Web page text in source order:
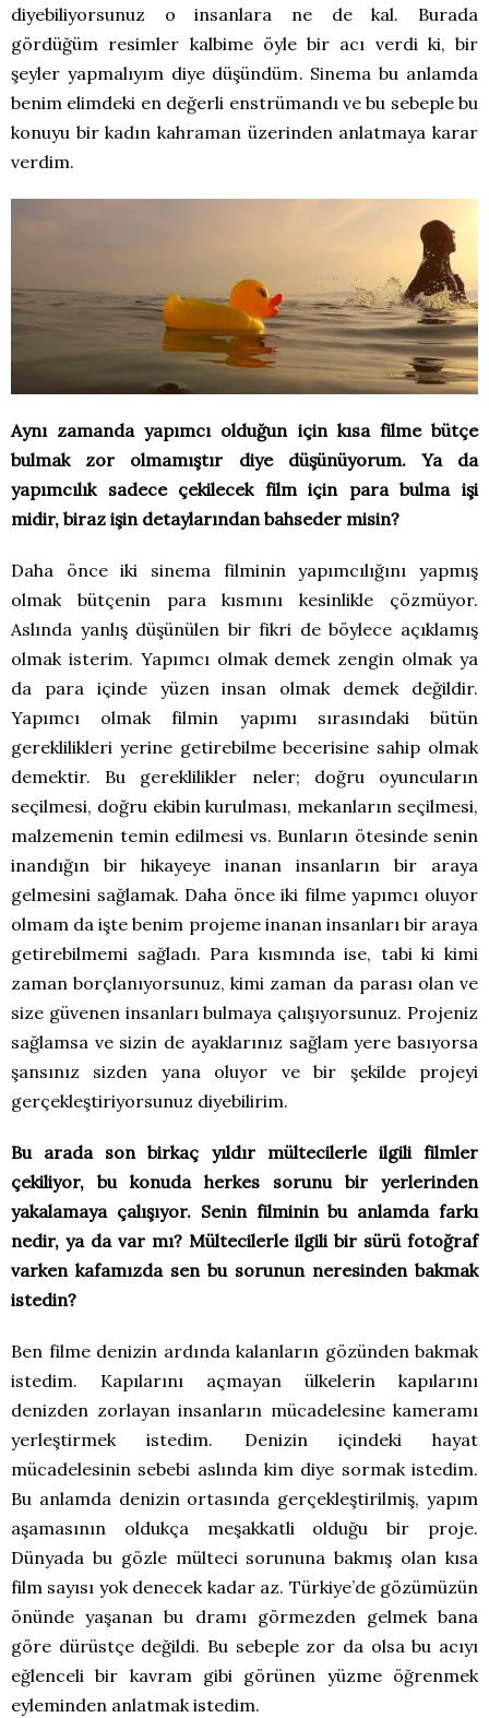
diyebiliyorsunuz o insanlara ne de kal. Burada
gördüğüm resimler kalbime öyle bir acı verdi ki, bir
şeyler yapmalıyım diye düşündüm. Sinema bu anlamda
benim elimdeki en değerli enstrümandı ve bu sebeple bu
konuyu bir kadın kahraman üzerinden anlatmaya karar
verdim.
Aynı zamanda yapımcı olduğun için kısa filme bütçe
bulmak zor olmamıştır diye düşünüyorum. Ya da
yapımcılık sadece çekilecek film için para bulma işi
midir, biraz işin detaylarından bahseder misin?
Daha önce iki sinema filminin yapımcılığını yapmış
olmak bütçenin para kısmını kesinlikle çözmüyor.
Aslında yanlış düşünülen bir fikri de böylece açıklamış
olmak isterim. Yapımcı olmak demek zengin olmak ya
da para içinde yüzen insan olmak demek değildir.
Yapımcı olmak filmin yapımı sırasındaki bütün
gereklilikleri yerine getirebilme becerisine sahip olmak
demektir. Bu gereklilikler neler; doğru oyuncuların
seçilmesi, doğru ekibin kurulması, mekanların seçilmesi,
malzemenin temin edilmesi vs. Bunların ötesinde senin
inandığın bir hikayeye inanan insanların bir araya
gelmesini sağlamak. Daha önce iki filme yapımcı oluyor
olmam da işte benim projeme inanan insanları bir araya
getirebilmemi sağladı. Para kısmında ise, tabi ki kimi
zaman borçlanıyorsunuz, kimi zaman da parası olan ve
size güvenen insanları bulmaya çalışıyorsunuz. Projeniz
sağlamsa ve sizin de ayaklarınız sağlam yere basıyorsa
şansınız sizden yana oluyor ve bir şekilde projeyi
gerçekleştiriyorsunuz diyebilirim.
Bu arada son birkaç yıldır mültecilerle ilgili filmler
çekiliyor, bu konuda herkes sorunu bir yerlerinden
yakalamaya çalışıyor. Senin filminin bu anlamda farkı
nedir, ya da var mı? Mültecilerle ilgili bir sürü fotoğraf
varken kafamızda sen bu sorunun neresinden bakmak
istedin?
Ben filme denizin ardında kalanların gözünden bakmak
istedim. Kapılarını açmayan ülkelerin kapılarını
denizden zorlayan insanların mücadelesine kameramı
yerleştirmek istedim. Denizin içindeki hayat
mücadelesinin sebebi aslında kim diye sormak istedim.
Bu anlamda denizin ortasında gerçekleştirilmiş, yapım
aşamasının oldukça meşakkatli olduğu bir proje.
Dünyada bu gözle mülteci sorununa bakmış olan kısa
film sayısı yok denecek kadar az. Türkiye’de gözümüzün
önünde yaşanan bu dramı görmezden gelmek bana
göre dürüstçe değildi. Bu sebeple zor da olsa bu acıyı
eğlenceli bir kavram gibi görünen yüzme öğrenmek
eyleminden anlatmak istedim.